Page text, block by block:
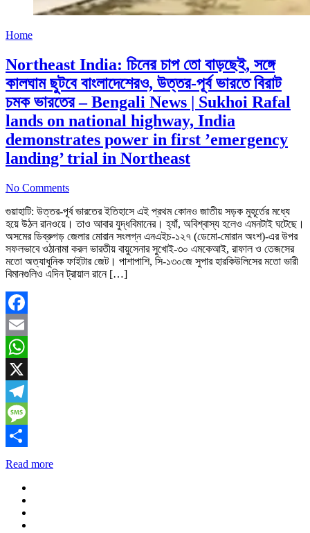
Home
Northeast India: চিনের চাপ তো বাড়ছেই, সঙ্গে
কালঘাম ছুটবে বাংলাদেশেরও, উত্তর-পূর্ব ভারতে বিরাট
চমক ভারতের – Bengali News | Sukhoi Rafal
lands on national highway, India
demonstrates power in first ’emergency
landing’ trial in Northeast
No Comments
গুয়াহাটি: উত্তর-পূর্ব ভারতের ইতিহাসে এই প্রথম কোনও জাতীয় সড়ক মুহূর্তের মধ্যে
হয়ে উঠল রানওয়ে। তাও আবার যুদ্ধবিমানের। হ্যাঁ, অবিশ্বাস্য হলেও এমনটাই ঘটেছে।
অসমের ডিব্রুগড় জেলার মোরান সংলগ্ন এনএইচ-১২৭ (ডেমো-মোরান অংশ)-এর উপর
সফলভাবে ওঠানামা করল ভারতীয় বায়ুসেনার সুখোই-৩০ এমকেআই, রাফাল ও তেজসের
মতো অত্যাধুনিক ফাইটার জেট। পাশাপাশি, সি-১৩০জে সুপার হারকিউলিসের মতো ভারী
বিমানগুলিও এদিন ট্রায়াল রানে […]
Facebook
Email
WhatsApp
X
Telegram
Message
Share
Read more